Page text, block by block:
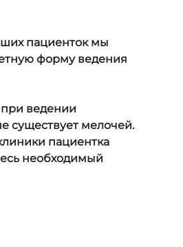
пациенток мы
форму ведения
ведении
существует мелочей.
пациентка
необходимый